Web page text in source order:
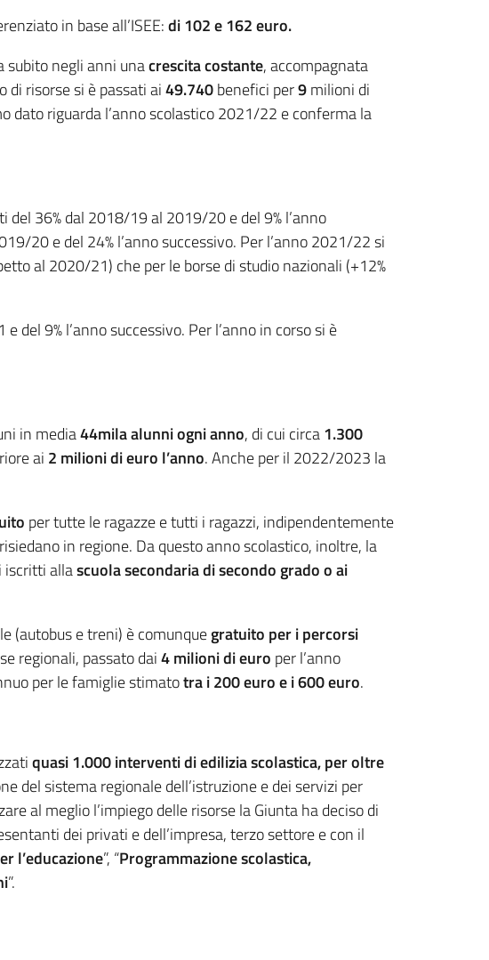
in base all’ISEE:di 102 e 162 euro.
subito negli anni unacrescita costante, accompagnata
di risorse si è passati ai49.740benefici per9milioni di
dato riguarda l’anno scolastico 2021/22 e conferma la
del 36% dal 2018/19 al 2019/20 e del 9% l’anno
20 e del 24% l’anno successivo. Per l’anno 2021/22 si
al 2020/21) che per le borse di studio nazionali (+12%
del 9% l’anno successivo. Per l’anno in corso si è
in media44mila alunni ogni anno, di cui circa1.300
ai 2 milioni di euro l’anno. Anche per il 2022/2023 la
per tutte le ragazze e tutti i ragazzi, indipendentemente
in regione. Da questo anno scolastico, inoltre, la
iscritti allascuola secondaria di secondo grado o ai
(autobus e treni) è comunquegratuito per i percorsi
regionali, passato dai4 milioni di euro per l’anno
per le famiglie stimatotra i 200 euro e i 600 euro.
quasi 1.000 interventi di edilizia scolastica, per oltre
del sistema regionale dell’istruzione e dei servizi per
al meglio l’impiego delle risorse la Giunta ha deciso di
dei privati e dell’impresa, terzo settore e con il
l’educazione”, “Programmazione scolastica,
”.